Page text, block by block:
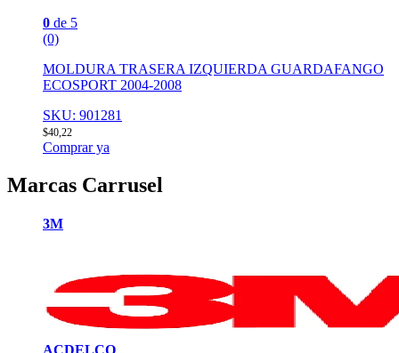
0 de 5
(0)
MOLDURA TRASERA IZQUIERDA GUARDAFANGO
ECOSPORT 2004-2008
SKU: 901281
$40,22
Comprar ya
Marcas Carrusel
3M
ACDELCO